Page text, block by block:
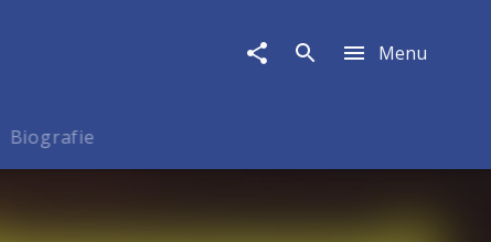
Menu
Biografie